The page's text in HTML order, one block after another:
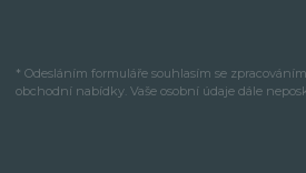
* Odesláním formuláře souhlasím se
obchodní nabídky. Vaše osobní údaje dále